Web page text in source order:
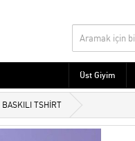
Üst Giyim
BASKILI TSHİRT